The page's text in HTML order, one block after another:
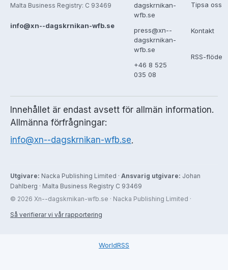
Malta Business Registry: C 93469
info@xn--dagskrnikan-wfb.se
dagskrnikan-
wfb.se
press@xn--
dagskrnikan-
wfb.se
+46 8 525
035 08
Tipsa oss
Kontakt
RSS-flöde
Innehållet är endast avsett för allmän information.
Allmänna förfrågningar:
info@xn--dagskrnikan-wfb.se.
Utgivare: Nacka Publishing Limited · Ansvarig utgivare: Johan
Dahlberg · Malta Business Registry C 93469
© 2026 Xn--dagskrnikan-wfb.se · Nacka Publishing Limited ·
Så verifierar vi vår rapportering
WorldRSS